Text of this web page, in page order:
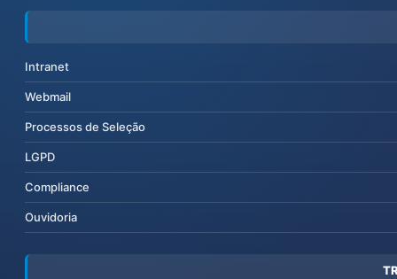
Intranet
Webmail
Processos de Seleção
LGPD
Compliance
Ouvidoria